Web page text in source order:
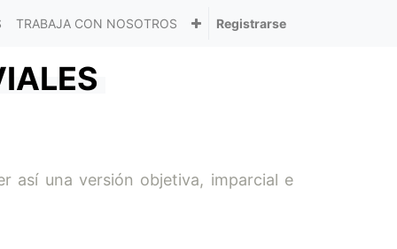
TRABAJA CON NOSOTROS Registrarse
así una versión objetiva, imparcial e